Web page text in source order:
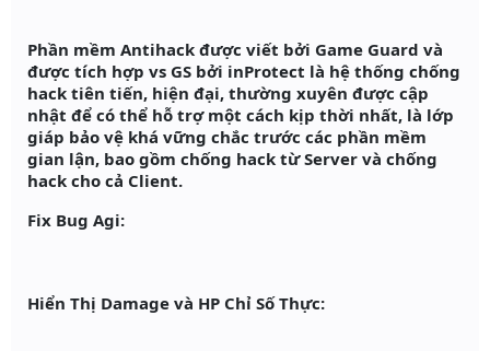
Phần mềm Antihack được viết bởi Game Guard và
được tích hợp vs GS bởi inProtect là hệ thống chống
hack tiên tiến, hiện đại, thường xuyên được cập
nhật để có thể hỗ trợ một cách kịp thời nhất, là lớp
giáp bảo vệ khá vững chắc trước các phần mềm
gian lận, bao gồm chống hack từ Server và chống
hack cho cả Client.
Fix Bug Agi:
Hiển Thị Damage và HP Chỉ Số Thực: